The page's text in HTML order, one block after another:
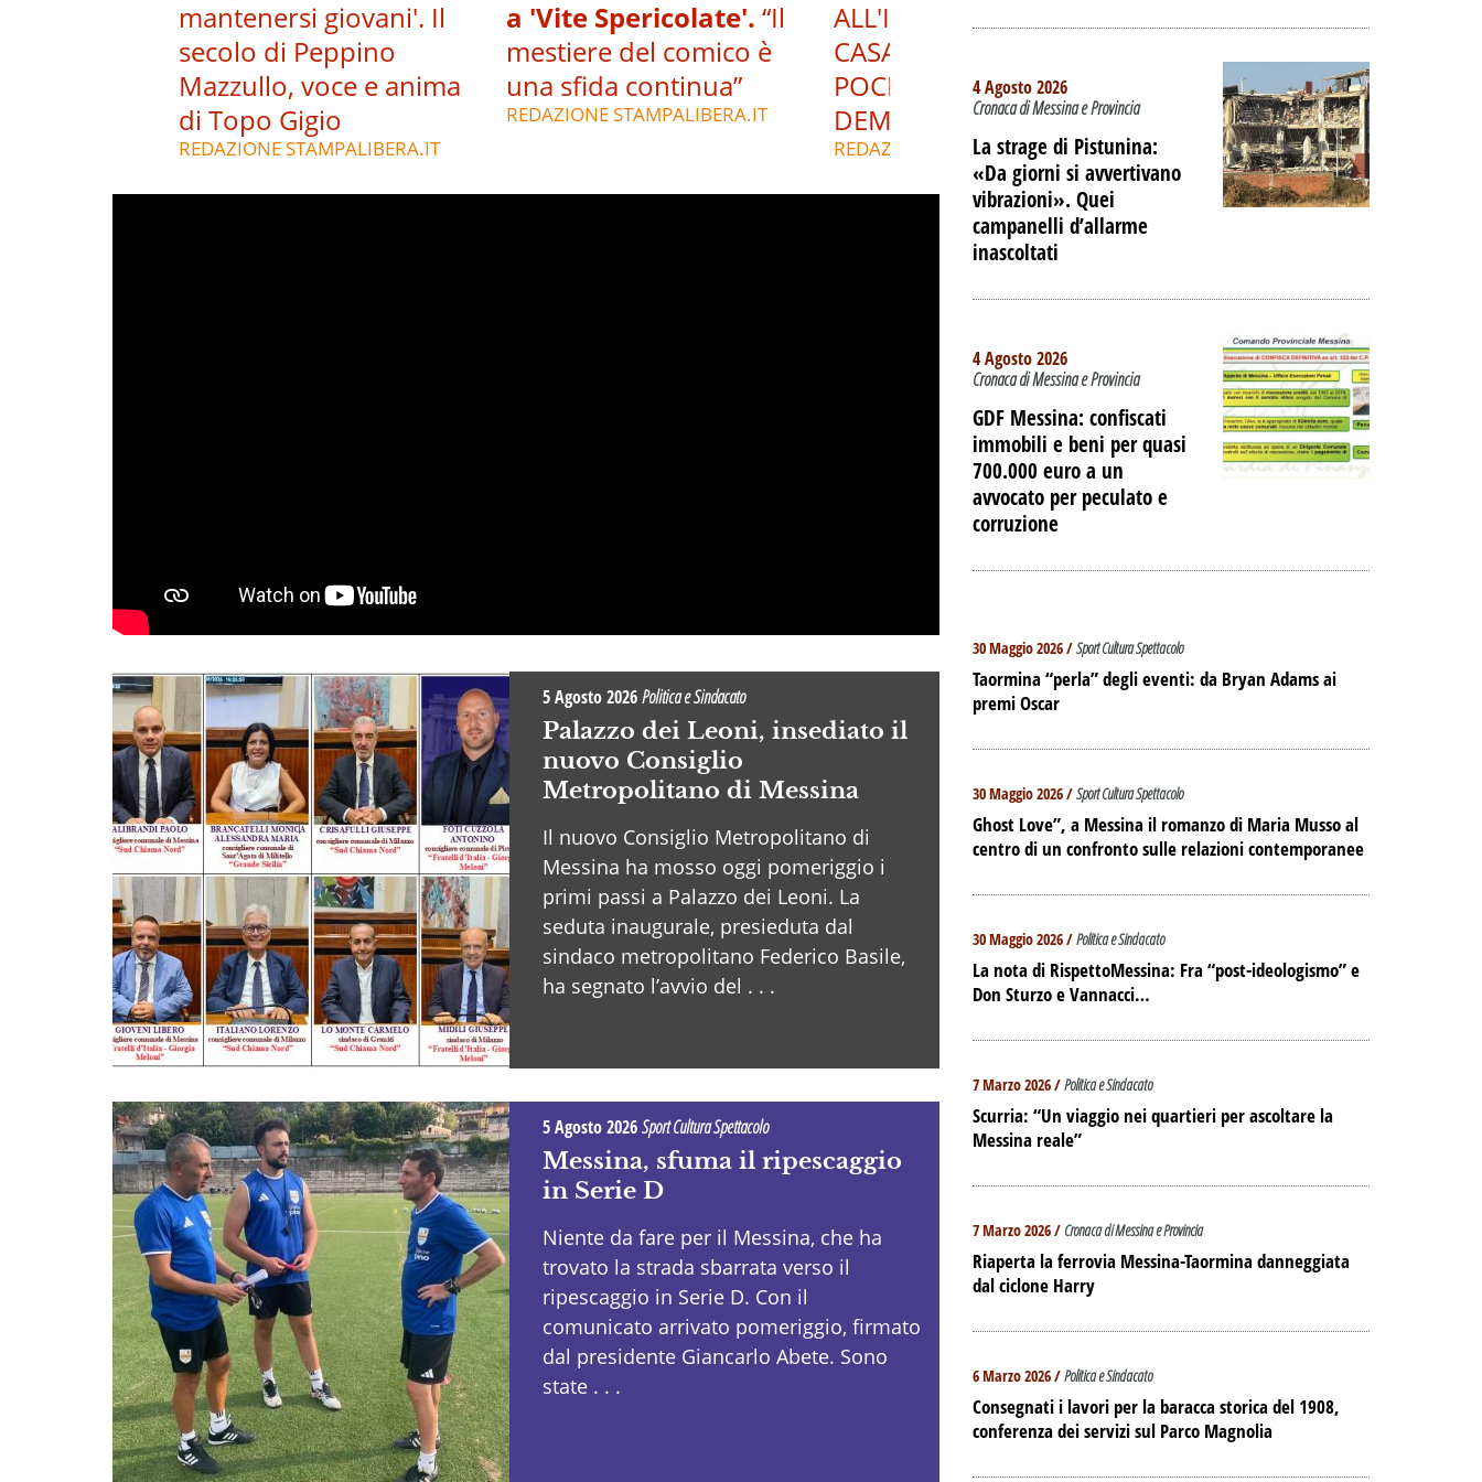
mantenersi giovani'. Il
secolo di Peppino
Mazzullo, voce e anima
di Topo Gigio
REDAZIONE STAMPALIBERA.IT
a 'Vite Spericolate'. “Il
mestiere del comico è
una sfida continua”
REDAZIONE STAMPALIBERA.IT
ALL'INTERNO DELL'EX
CASA DEL PORTUALE A
POCHE ORE DALLA
DEMOLIZIONE
REDAZIONE STAMPALIBERA.IT
5 Agosto 2026Politica e Sindacato
Palazzo dei Leoni, insediato il
nuovo Consiglio
Metropolitano di Messina
Il nuovo Consiglio Metropolitano di
Messina ha mosso oggi pomeriggio i
primi passi a Palazzo dei Leoni. La
seduta inaugurale, presieduta dal
sindaco metropolitano Federico Basile,
ha segnato l’avvio del . . .
5 Agosto 2026Sport Cultura Spettacolo
Messina, sfuma il ripescaggio
in Serie D
Niente da fare per il Messina, che ha
trovato la strada sbarrata verso il
ripescaggio in Serie D. Con il
comunicato arrivato pomeriggio, firmato
dal presidente Giancarlo Abete. Sono
state . . .
4 Agosto 2026
Cronaca di Messina e Provincia
La strage di Pistunina:
«Da giorni si avvertivano
vibrazioni». Quei
campanelli d’allarme
inascoltati
4 Agosto 2026
Cronaca di Messina e Provincia
GDF Messina: confiscati
immobili e beni per quasi
700.000 euro a un
avvocato per peculato e
corruzione
30 Maggio 2026 /Sport Cultura Spettacolo
Taormina “perla” degli eventi: da Bryan Adams ai
premi Oscar
30 Maggio 2026 /Sport Cultura Spettacolo
Ghost Love”, a Messina il romanzo di Maria Musso al
centro di un confronto sulle relazioni contemporanee
30 Maggio 2026 /Politica e Sindacato
La nota di RispettoMessina: Fra “post-ideologismo” e
Don Sturzo e Vannacci…
7 Marzo 2026 /Politica e Sindacato
Scurria: “Un viaggio nei quartieri per ascoltare la
Messina reale”
7 Marzo 2026 / Cronaca di Messina e Provincia
Riaperta la ferrovia Messina-Taormina danneggiata
dal ciclone Harry
6 Marzo 2026 /Politica e Sindacato
Consegnati i lavori per la baracca storica del 1908,
conferenza dei servizi sul Parco Magnolia